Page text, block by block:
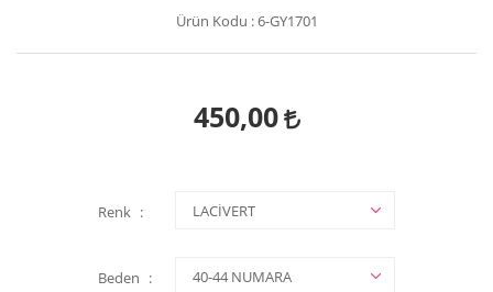
Ürün Kodu :6-GY1701
450,00
Renk
Beden